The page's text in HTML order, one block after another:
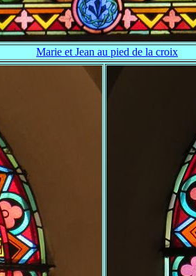
Marie et Jean au pied de la croix